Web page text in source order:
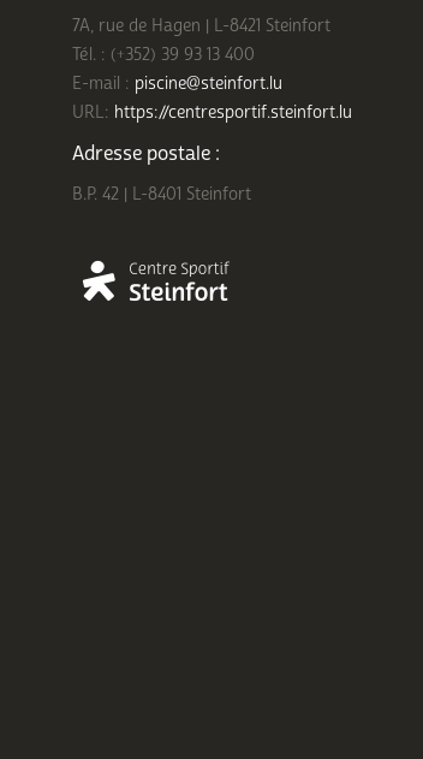
7A, rue de Hagen | L-8421 Steinfort
Tél. : (+352) 39 93 13 400
E-mail : piscine@steinfort.lu
URL: https://centresportif.steinfort.lu
Adresse postale :
B.P. 42 | L-8401 Steinfort